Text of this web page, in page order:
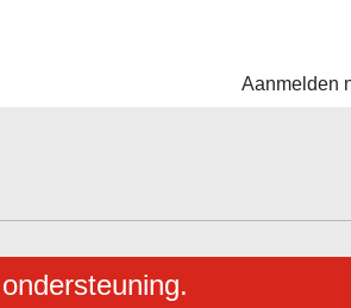
Aanmelden